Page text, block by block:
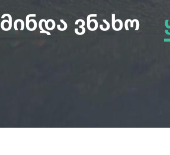
მინდა ვნახო